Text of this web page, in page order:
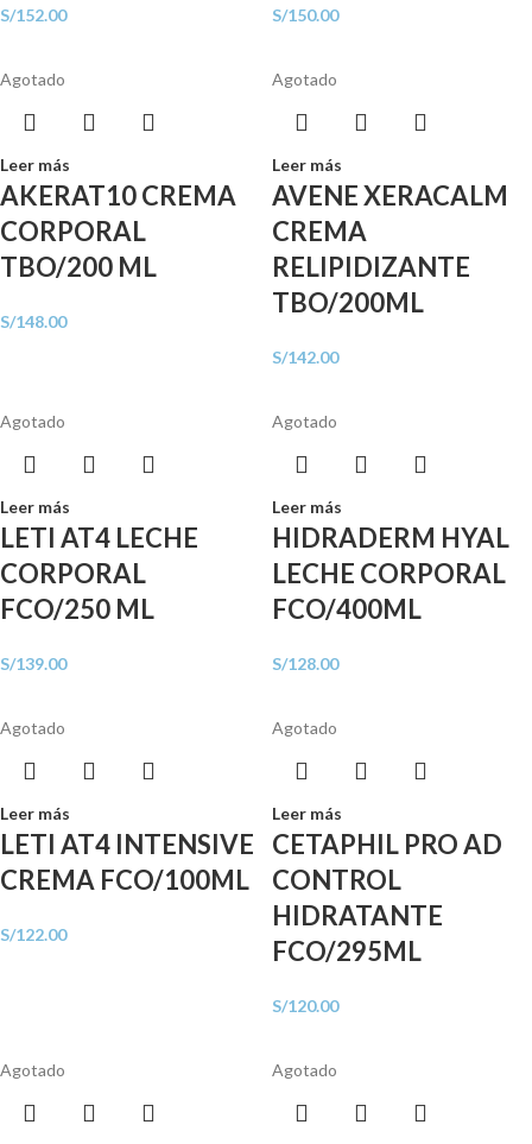
S/152.00 S/150.00
Agotado
Leer más
AKERAT10 CREMA
CORPORAL
TBO/200 ML
S/148.00
Agotado
Leer más
AVENE XERACALM
CREMA
RELIPIDIZANTE
TBO/200ML
S/142.00
Agotado
Leer más
LETI AT4 LECHE
CORPORAL
FCO/250 ML
S/139.00
Agotado
Leer más
HIDRADERM HYAL
LECHE CORPORAL
FCO/400ML
S/128.00
Agotado
Leer más
LETI AT4 INTENSIVE
CREMA FCO/100ML
S/122.00
Agotado
Leer más
CETAPHIL PRO AD
CONTROL
HIDRATANTE
FCO/295ML
S/120.00
Agotado Agotado